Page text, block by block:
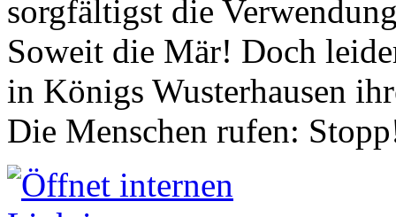
sorgfältigst die
Soweit die Mär! Doch
in Königs Wusterhausen
Die Menschen rufen: